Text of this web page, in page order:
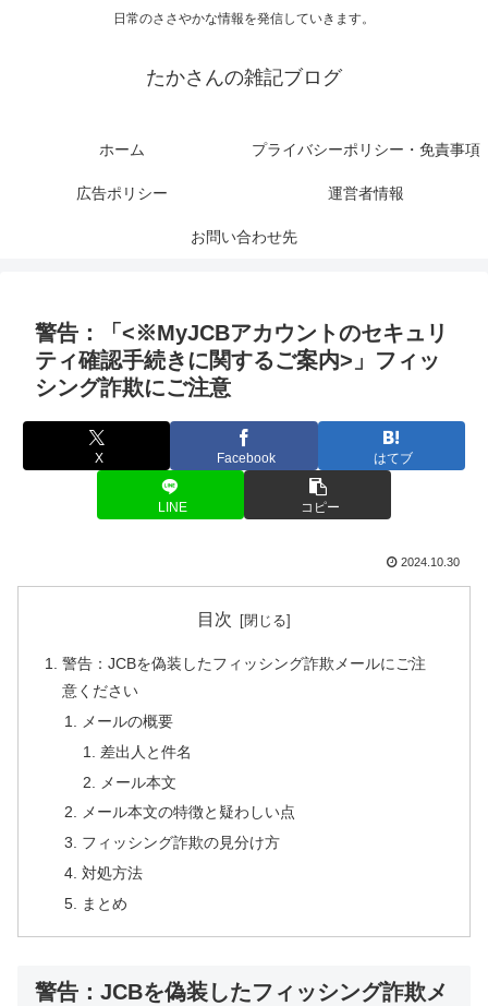
日常のささやかな情報を発信していきます。
たかさんの雑記ブログ
ホーム プライバシーポリシー・免責事項
広告ポリシー 運営者情報
お問い合わせ先
警告：「<※MyJCBアカウントのセキュリ
ティ確認手続きに関するご案内>」フィッ
シング詐欺にご注意
X Facebook はてブ
LINE コピー
2024.10.30
目次
警告：JCBを偽装したフィッシング詐欺メールにご注
意ください
メールの概要
差出人と件名
メール本文
メール本文の特徴と疑わしい点
フィッシング詐欺の見分け方
対処方法
まとめ
警告：JCBを偽装したフィッシング詐欺メ